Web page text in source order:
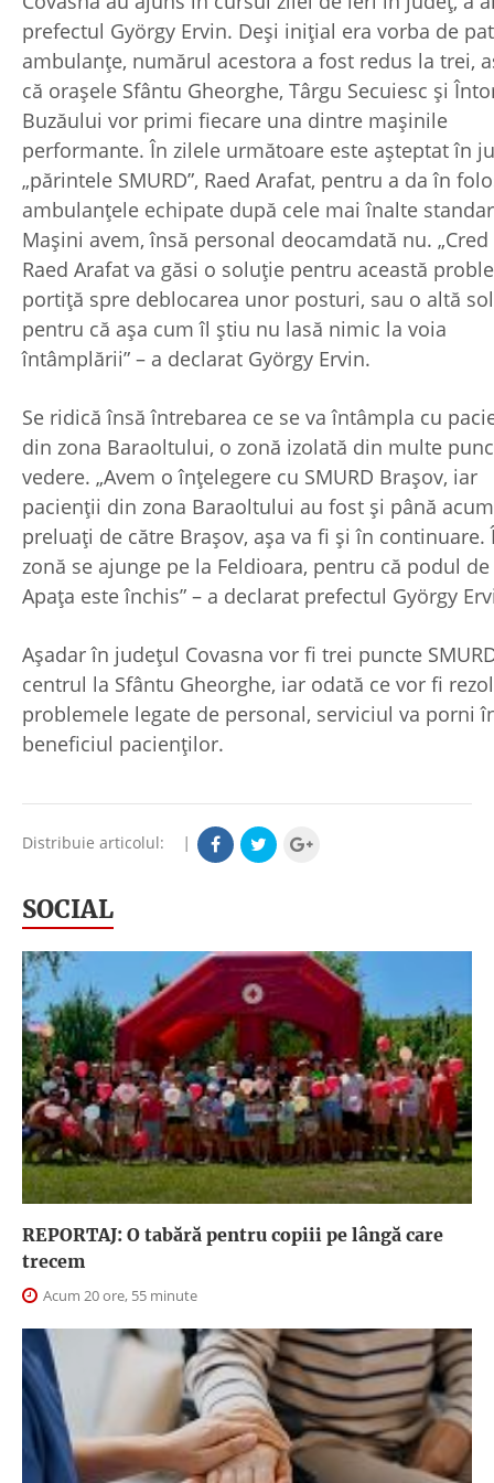
prefectul György Ervin. Deşi iniţial era vorba de
ambulanţe, numărul acestora a fost redus la trei,
că oraşele Sfântu Gheorghe, Târgu Secuiesc şi
Buzăului vor primi fiecare una dintre maşinile
performante. În zilele următoare este aşteptat în
„părintele SMURD”, Raed Arafat, pentru a da în
ambulanţele echipate după cele mai înalte
Maşini avem, însă personal deocamdată nu. „Cred
Raed Arafat va găsi o soluţie pentru această
portiţă spre deblocarea unor posturi, sau o altă
pentru că aşa cum îl ştiu nu lasă nimic la voia
întâmplării” – a declarat György Ervin.
Se ridică însă întrebarea ce se va întâmpla cu
din zona Baraoltului, o zonă izolată din multe
vedere. „Avem o înţelegere cu SMURD Braşov, iar
pacienţii din zona Baraoltului au fost şi până acum
preluaţi de către Braşov, aşa va fi şi în continuare.
zonă se ajunge pe la Feldioara, pentru că podul
Apaţa este închis” – a declarat prefectul György
Aşadar în judeţul Covasna vor fi trei puncte
centrul la Sfântu Gheorghe, iar odată ce vor fi
problemele legate de personal, serviciul va porni
beneficiul pacienţilor.
Distribuie articolul: |
SOCIAL
REPORTAJ: O tabără pentru copiii pe lângă care
trecem
Acum 20 ore, 55 minute